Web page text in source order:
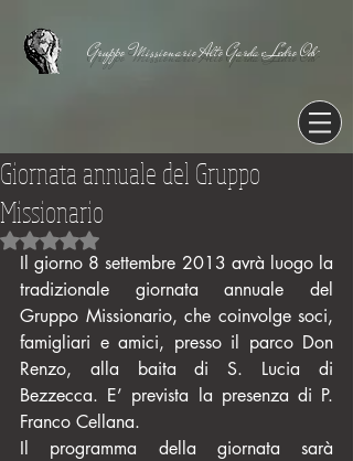
Gruppo Missionario Alto Garda e Ledro Odv
Giornata annuale del Gruppo
Missionario
Valutazione NaN stelle su 5.
Il giorno 8 settembre 2013 avrà luogo la
tradizionale giornata annuale del
Gruppo Missionario, che coinvolge soci,
famigliari e amici, presso il parco Don
Renzo, alla baita di S. Lucia di
Bezzecca. E’ prevista la presenza di P.
Franco Cellana.
Il programma della giornata sarà